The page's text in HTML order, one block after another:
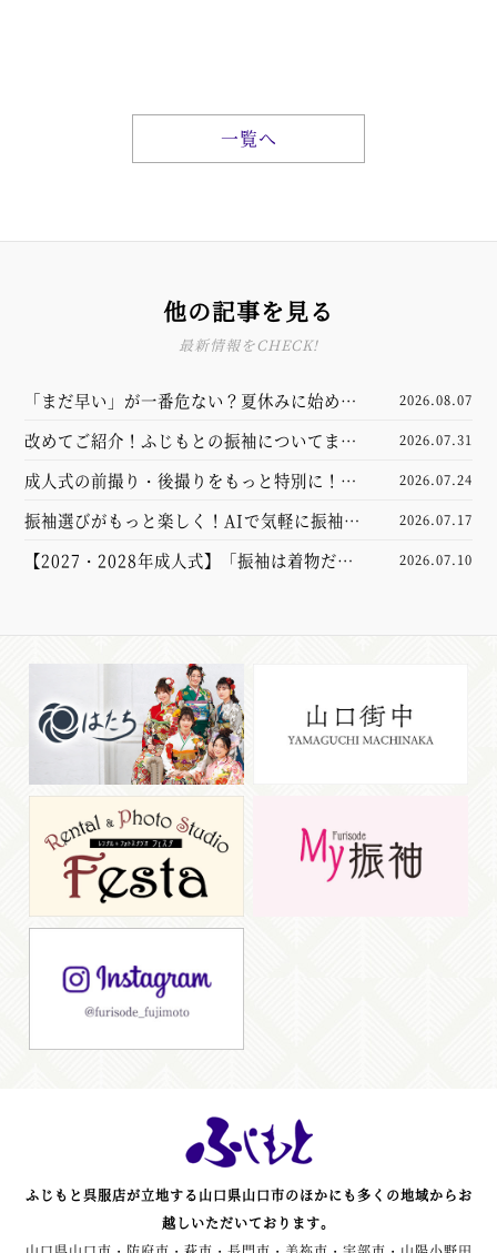
一覧へ
他の記事を見る
最新情報をCHECK!
「まだ早い」が一番危ない？夏休みに始める
振袖選び完全ガイド
2026.08.07
改めてご紹介！ふじもとの振袖についてまと
めました
2026.07.31
成人式の前撮り・後撮りをもっと特別に！新
しくなった撮影スタジオをご紹介
2026.07.24
振袖選びがもっと楽しく！AIで気軽に振袖試
着体験してみませんか？【山口市】
2026.07.17
【2027・2028年成人式】「振袖は着物だけ
2026.07.10
ふじもと呉服店が立地する山口県山口市のほかにも多くの地域からお
越しいただいております。